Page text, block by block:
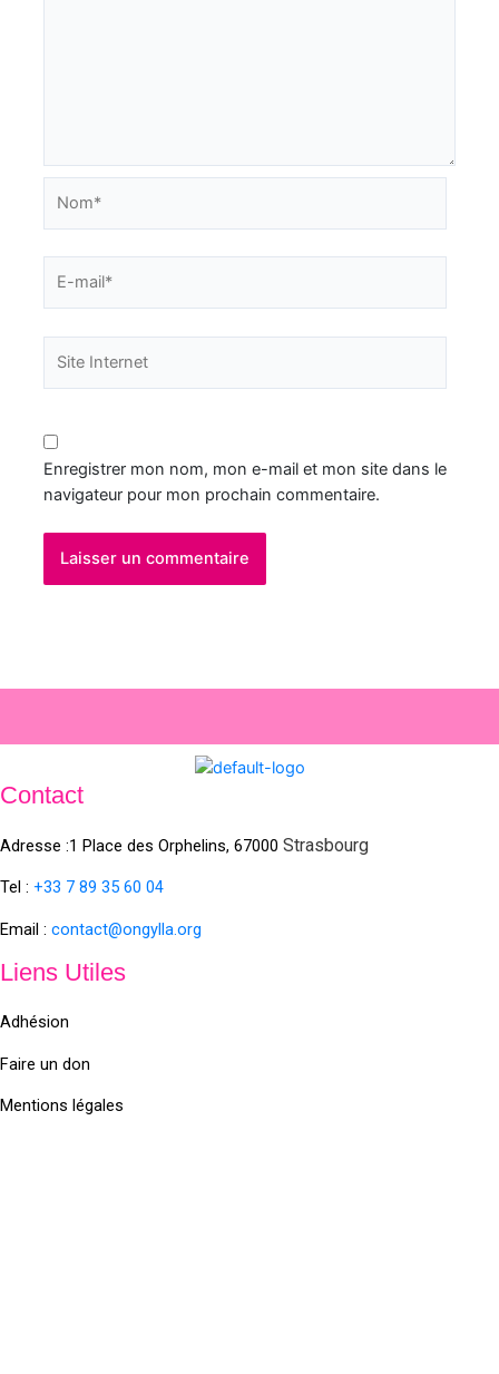
mail*
Internet
Enregistrer mon nom, mon e-mail et mon site dans le
navigateur pour mon prochain commentaire.
Contact
Adresse :1 Place des Orphelins, 67000 Strasbourg
Tel : +33 7 89 35 60 04
Email : contact@ongylla.org
Liens Utiles
Adhésion
Faire un don
Mentions légales